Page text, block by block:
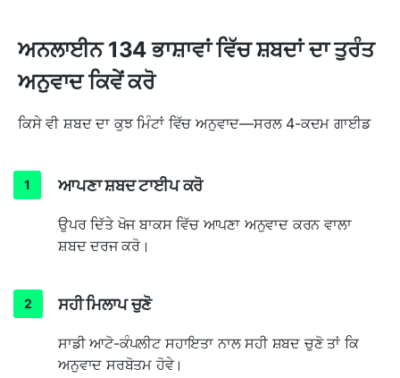
ਅਨਲਾਈਨ 134 ਭਾਸ਼ਾਵਾਂ ਵਿੱਚ ਸ਼ਬਦਾਂ ਦਾ ਤੁਰੰਤ
ਅਨੁਵਾਦ ਕਿਵੇਂ ਕਰੋ
ਕਿਸੇ ਵੀ ਸ਼ਬਦ ਦਾ ਕੁਝ ਮਿੰਟਾਂ ਵਿੱਚ ਅਨੁਵਾਦ—ਸਰਲ 4-ਕਦਮ ਗਾਈਡ
ਆਪਣਾ ਸ਼ਬਦ ਟਾਈਪ ਕਰੋ
ਉਪਰ ਦਿੱਤੇ ਖੋਜ ਬਾਕਸ ਵਿੱਚ ਆਪਣਾ ਅਨੁਵਾਦ ਕਰਨ ਵਾਲਾ
ਸ਼ਬਦ ਦਰਜ ਕਰੋ।
ਸਹੀ ਮਿਲਾਪ ਚੁਣੋ
ਸਾਡੀ ਆਟੋ-ਕੰਪਲੀਟ ਸਹਾਇਤਾ ਨਾਲ ਸਹੀ ਸ਼ਬਦ ਚੁਣੋ ਤਾਂ ਕਿ
ਅਨੁਵਾਦ ਸਰਬੋਤਮ ਹੋਵੇ।